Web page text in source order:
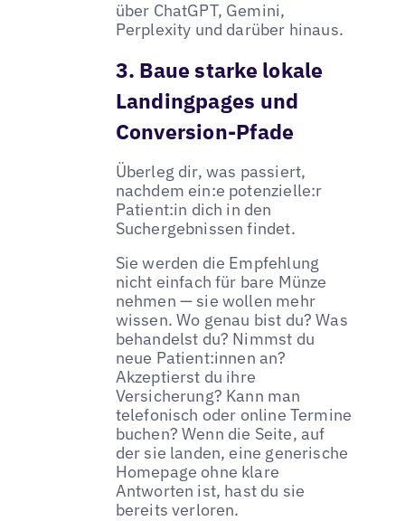
über ChatGPT, Gemini,
Perplexity und darüber hinaus.
3. Baue starke lokale
Landingpages und
Conversion-Pfade
Überleg dir, was passiert,
nachdem ein:e potenzielle:r
Patient:in dich in den
Suchergebnissen findet.
Sie werden die Empfehlung
nicht einfach für bare Münze
nehmen — sie wollen mehr
wissen. Wo genau bist du? Was
behandelst du? Nimmst du
neue Patient:innen an?
Akzeptierst du ihre
Versicherung? Kann man
telefonisch oder online Termine
buchen? Wenn die Seite, auf
der sie landen, eine generische
Homepage ohne klare
Antworten ist, hast du sie
bereits verloren.